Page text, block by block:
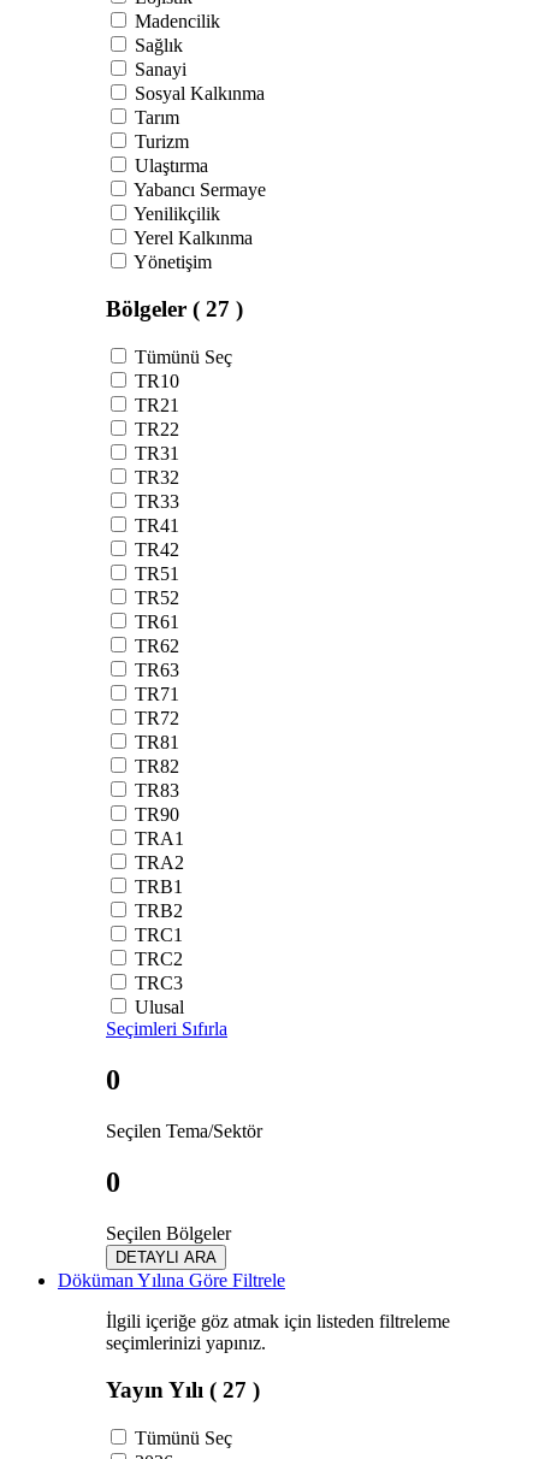
Madencilik
Sağlık
Sanayi
Sosyal Kalkınma
Tarım
Turizm
Ulaştırma
Yabancı Sermaye
Yenilikçilik
Yerel Kalkınma
Yönetişim
Bölgeler ( 27 )
Tümünü Seç
TR10
TR21
TR22
TR31
TR32
TR33
TR41
TR42
TR51
TR52
TR61
TR62
TR63
TR71
TR72
TR81
TR82
TR83
TR90
TRA1
TRA2
TRB1
TRB2
TRC1
TRC2
TRC3
Ulusal
Seçimleri Sıfırla
0
Seçilen Tema/Sektör
0
Seçilen Bölgeler
DETAYLI ARA
Döküman Yılına Göre Filtrele
İlgili içeriğe göz atmak için listeden filtreleme
seçimlerinizi yapınız.
Yayın Yılı ( 27 )
Tümünü Seç